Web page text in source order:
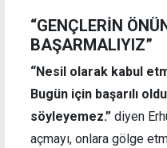
“GENÇLERİN
BAŞARMALIYIZ”
“Nesil olarak kabul
Bugün için başarılı
söyleyemez.” diyen
açmayı, onlara gölge